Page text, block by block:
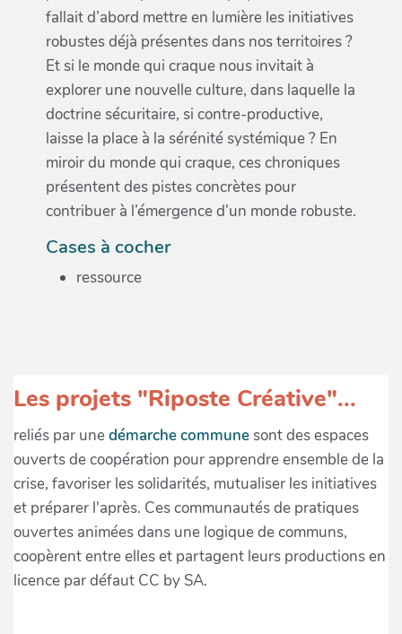
fallait d’abord mettre en lumière les initiatives
robustes déjà présentes dans nos territoires ?
Et si le monde qui craque nous invitait à
explorer une nouvelle culture, dans laquelle la
doctrine sécuritaire, si contre-productive,
laisse la place à la sérénité systémique ? En
miroir du monde qui craque, ces chroniques
présentent des pistes concrètes pour
contribuer à l’émergence d’un monde robuste.
Cases à cocher
ressource